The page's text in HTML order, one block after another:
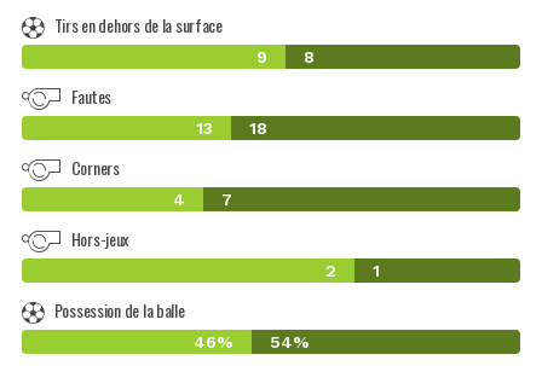
Tirs en dehors de la surface
9 8
Fautes
13 18
Corners
4 7
Hors-jeux
2 1
Possession de la balle
46% 54%